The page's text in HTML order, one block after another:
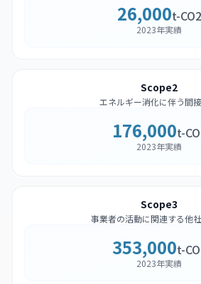
26,000t-CO2
2023年実績
Scope2
エネルギー消化に伴う間
176,000t-
2023年実績
Scope3
事業者の活動に関連する他
353,000t-
2023年実績